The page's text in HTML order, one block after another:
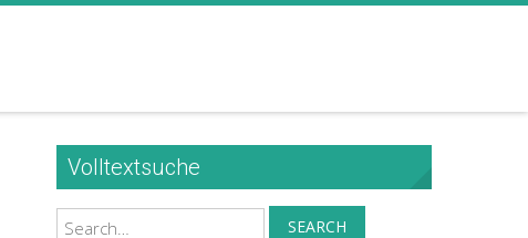
Volltextsuche
Search SEARCH